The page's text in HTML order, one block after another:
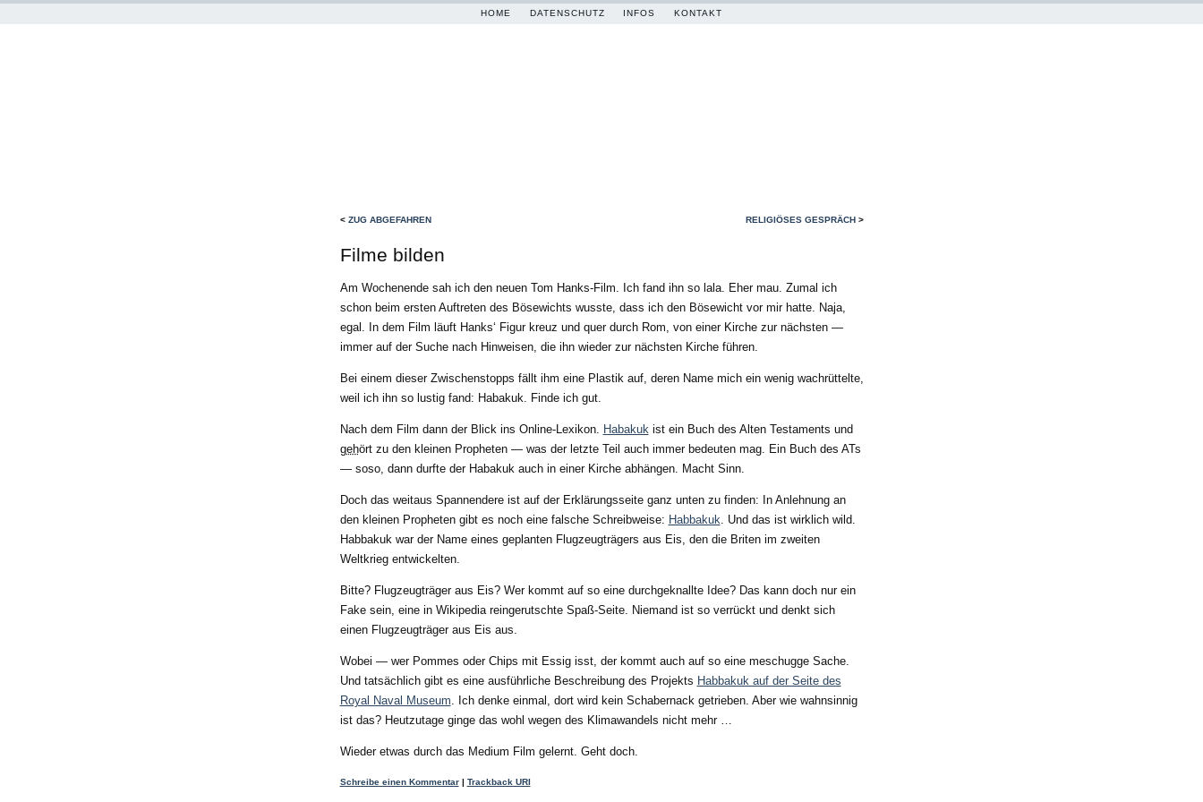
HOME DATENSCHUTZ INFOS KONTAKT
< ZUG ABGEFAHREN RELIGIÖSES GESPRÄCH>
Filme bilden
Am Wochenende sah ich den neuen Tom Hanks-Film. Ich fand ihn so lala. Eher mau. Zumal ich
schon beim ersten Auftreten des Bösewichts wusste, dass ich den Bösewicht vor mir hatte. Naja,
egal. In dem Film läuft Hanks‘ Figur kreuz und quer durch Rom, von einer Kirche zur nächsten —
immer auf der Suche nach Hinweisen, die ihn wieder zur nächsten Kirche führen.
Bei einem dieser Zwischenstopps fällt ihm eine Plastik auf, deren Name mich ein wenig wachrüttelte,
weil ich ihn so lustig fand: Habakuk. Finde ich gut.
Nach dem Film dann der Blick ins Online-Lexikon. Habakukist ein Buch des Alten Testaments und
gehört zu den kleinen Propheten — was der letzte Teil auch immer bedeuten mag. Ein Buch des ATs
— soso, dann durfte der Habakuk auch in einer Kirche abhängen. Macht Sinn.
Doch das weitaus Spannendere ist auf der Erklärungsseite ganz unten zu finden: In Anlehnung an
den kleinen Propheten gibt es noch eine falsche Schreibweise: Habbakuk. Und das ist wirklich wild.
Habbakuk war der Name eines geplanten Flugzeugträgers aus Eis, den die Briten im zweiten
Weltkrieg entwickelten.
Bitte? Flugzeugträger aus Eis? Wer kommt auf so eine durchgeknallte Idee? Das kann doch nur ein
Fake sein, eine in Wikipedia reingerutschte Spaß-Seite. Niemand ist so verrückt und denkt sich
einen Flugzeugträger aus Eis aus.
Wobei — wer Pommes oder Chips mit Essig isst, der kommt auch auf so eine meschugge Sache.
Und tatsächlich gibt es eine ausführliche Beschreibung des Projekts Habbakuk auf der Seite des
Royal Naval Museum. Ich denke einmal, dort wird kein Schabernack getrieben. Aber wie wahnsinnig
ist das? Heutzutage ginge das wohl wegen des Klimawandels nicht mehr …
Wieder etwas durch das Medium Film gelernt. Geht doch.
Schreibe einen Kommentar | Trackback URI